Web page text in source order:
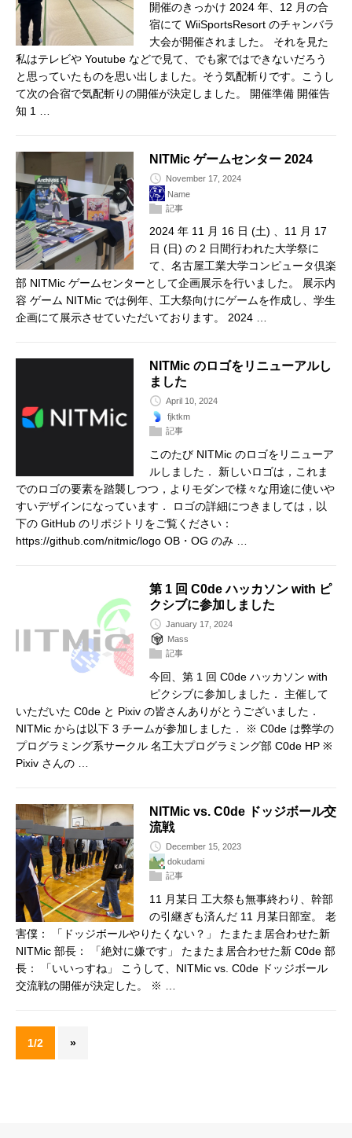
開催のきっかけ 2024 年、12 月の合
宿にて WiiSportsResort のチャンバラ
大会が開催されました。 それを見た
私はテレビや Youtube などで見て、でも家ではできないだろう
と思っていたものを思い出しました。そう気配斬りです。こうし
て次の合宿で気配斬りの開催が決定しました。 開催準備 開催告
知 1 …
NITMic ゲームセンター 2024
November 17, 2024
Name
記事
2024 年 11 月 16 日 (土) 、11 月 17
日 (日) の 2 日間行われた大学祭に
て、名古屋工業大学コンピュータ倶楽
部 NITMic ゲームセンターとして企画展示を行いました。 展示内
容 ゲーム NITMic では例年、工大祭向けにゲームを作成し、学生
企画にて展示させていただいております。 2024 …
NITMic のロゴをリニューアルし
ました
April 10, 2024
fjktkm
記事
このたび NITMic のロゴをリニューア
ルしました． 新しいロゴは，これま
でのロゴの要素を踏襲しつつ，よりモダンで様々な用途に使いや
すいデザインになっています． ロゴの詳細につきましては，以
下の GitHub のリポジトリをご覧ください：
https://github.com/nitmic/logo OB・OG のみ …
第 1 回 C0de ハッカソン with ピ
クシブに参加しました
January 17, 2024
Mass
記事
今回、第 1 回 C0de ハッカソン with
ピクシブに参加しました． 主催して
いただいた C0de と Pixiv の皆さんありがとうございました．
NITMic からは以下 3 チームが参加しました． ※ C0de は弊学の
プログラミング系サークル 名工大プログラミング部 C0de HP ※
Pixiv さんの …
NITMic vs. C0de ドッジボール交
流戦
December 15, 2023
dokudami
記事
11 月某日 工大祭も無事終わり、幹部
の引継ぎも済んだ 11 月某日部室。 老
害僕： 「ドッジボールやりたくない？」 たまたま居合わせた新
NITMic 部長： 「絶対に嫌です」 たまたま居合わせた新 C0de 部
長： 「いいっすね」 こうして、NITMic vs. C0de ドッジボール
交流戦の開催が決定した。 ※ …
1/2 »